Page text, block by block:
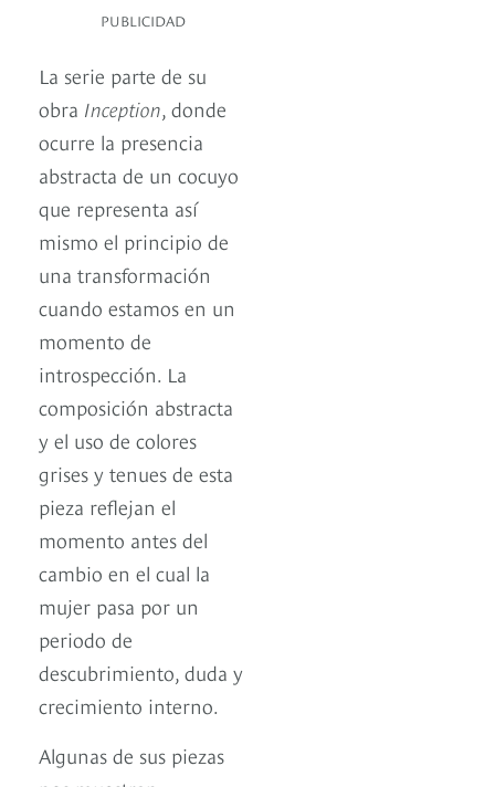
PUBLICIDAD
La serie parte de su
obra Inception, donde
ocurre la presencia
abstracta de un cocuyo
que representa así
mismo el principio de
una transformación
cuando estamos en un
momento de
introspección. La
composición abstracta
y el uso de colores
grises y tenues de esta
pieza reflejan el
momento antes del
cambio en el cual la
mujer pasa por un
periodo de
descubrimiento, duda y
crecimiento interno.
Algunas de sus piezas